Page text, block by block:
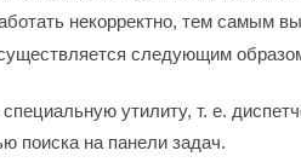
некорректно, тем самым
следующим
утилиту, т. е.
поиска на панели задач.